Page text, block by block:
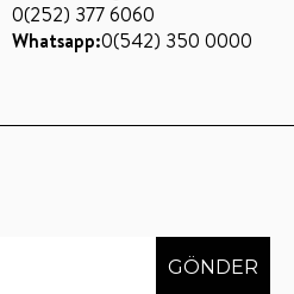
0(252) 377 6060
Whatsapp:0(542) 350 0000
GÖNDER